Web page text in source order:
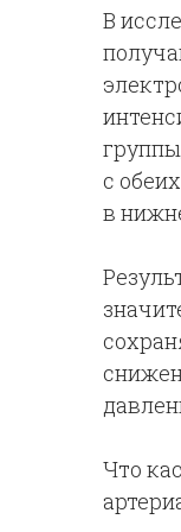
В
с
в
Что